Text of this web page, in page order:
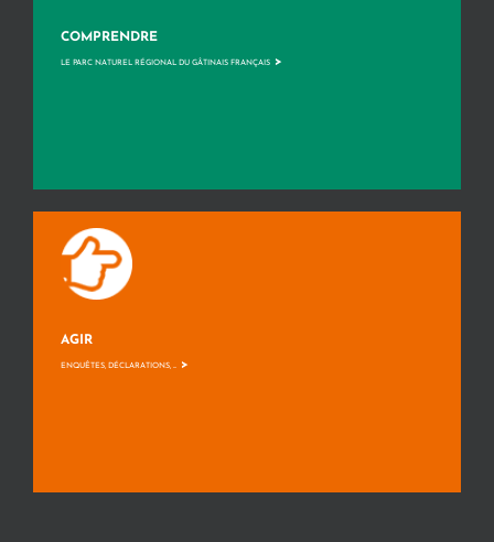
COMPRENDRE
LE PARC NATUREL RÉGIONAL DU GÂTINAIS FRANÇAIS >
AGIR
ENQUÊTES, DÉCLARATIONS, ... >